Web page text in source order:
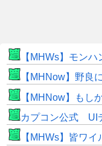
【MHWs】モンハ
【MHNow】野良に文句言ってるや
【MHNow】もし
カプコン公式 UIデザイ
【MHWs】皆ワイ